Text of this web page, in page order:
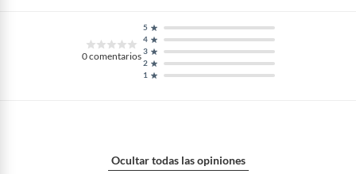
0comentarios
1
2
3
4
5
Ocultar todas las opiniones